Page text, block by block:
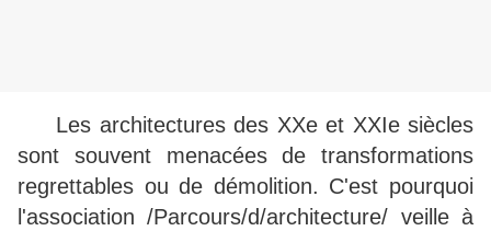
Les architectures des XXe et XXIe siècles
sont souvent menacées de transformations
regrettables ou de démolition. C'est pourquoi
l'association /Parcours/d/architecture/ veille à